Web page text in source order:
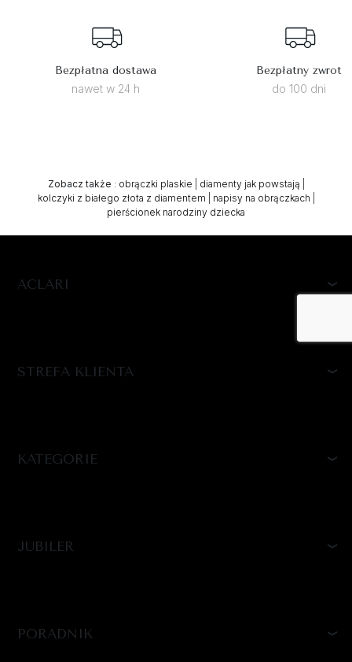
Bezpłatna dostawa
nawet w 24 h
Bezpłatny zwrot
do 100 dni
Zobacz także : obrączki plaskie diamenty jak powstają
kolczyki z białego złota z diamentem
napisy na obrączkach
pierścionek narodziny dziecka
ACLARI
STREFA KLIENTA
KATEGORIE
JUBILER
PORADNIK